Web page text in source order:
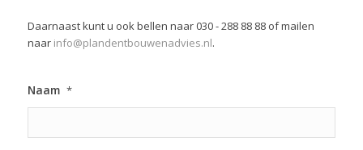
Daarnaast kunt u ook bellen naar 030 - 288 88 88 of mailen
naar info@plandentbouwenadvies.nl.
Naam *